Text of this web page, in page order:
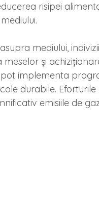
risipei
mediului,
și
implementa
durabile. Eforturile
emisiile de